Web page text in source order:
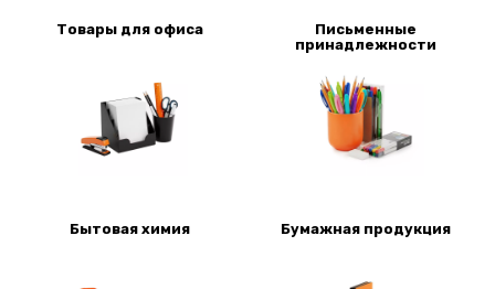
Товары для офиса
Письменные
принадлежности
Бытовая химия Бумажная продукция